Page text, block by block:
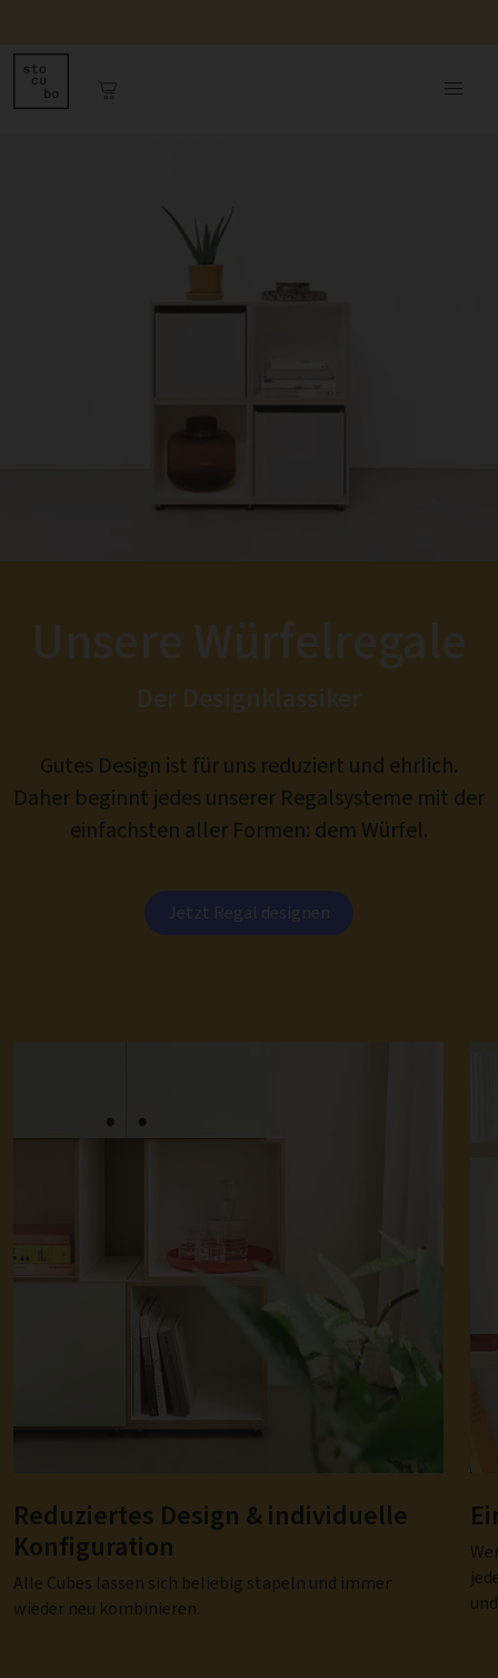
Gutes Design ist für uns reduziert und ehrlich.
Daher beginnt jedes unserer Regalsysteme mit der
einfachsten aller Formen: dem Würfel.
Jetzt Regal designen
Reduziertes Design & individuelle
Konfiguration
Alle Cubes lassen sich beliebig stapeln und immer
wieder neu kombinieren.